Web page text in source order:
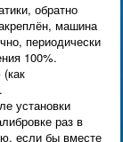
обратно
машина
периодически
100%.
установки
раз в
если бы вместе